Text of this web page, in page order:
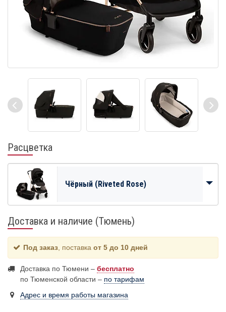
Расцветка
Чёрный (Riveted Rose)
Доставка и наличие (Тюмень)
Под заказ , поставка от 5 до 10 дней
Доставка по Тюмени – бесплатно
по Тюменской области – по тарифам
Адрес и время работы магазина